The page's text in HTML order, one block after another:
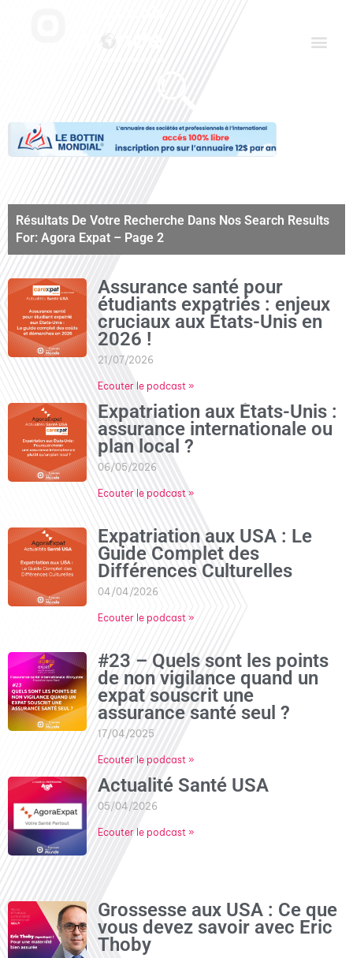
Résultats De Votre Recherche Dans Nos Search Results
For: Agora Expat – Page 2
Assurance santé pour
étudiants expatriés : enjeux
cruciaux aux États-Unis en
2026 !
21/07/2026
Ecouter le podcast »
Expatriation aux États-Unis :
assurance internationale ou
plan local ?
06/05/2026
Ecouter le podcast »
Expatriation aux USA : Le
Guide Complet des
Différences Culturelles
04/04/2026
Ecouter le podcast »
#23 – Quels sont les points
de non vigilance quand un
expat souscrit une
assurance santé seul ?
17/04/2025
Ecouter le podcast »
Actualité Santé USA
05/04/2026
Ecouter le podcast »
Grossesse aux USA : Ce que
vous devez savoir avec Eric
Thoby